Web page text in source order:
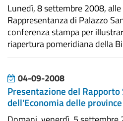
Lunedì, 8 settembre 2008,
Rappresentanza di Palazzo
conferenza stampa per
riapertura pomeridiana della
04-09-2008
Presentazione deI
dell'Economia delle